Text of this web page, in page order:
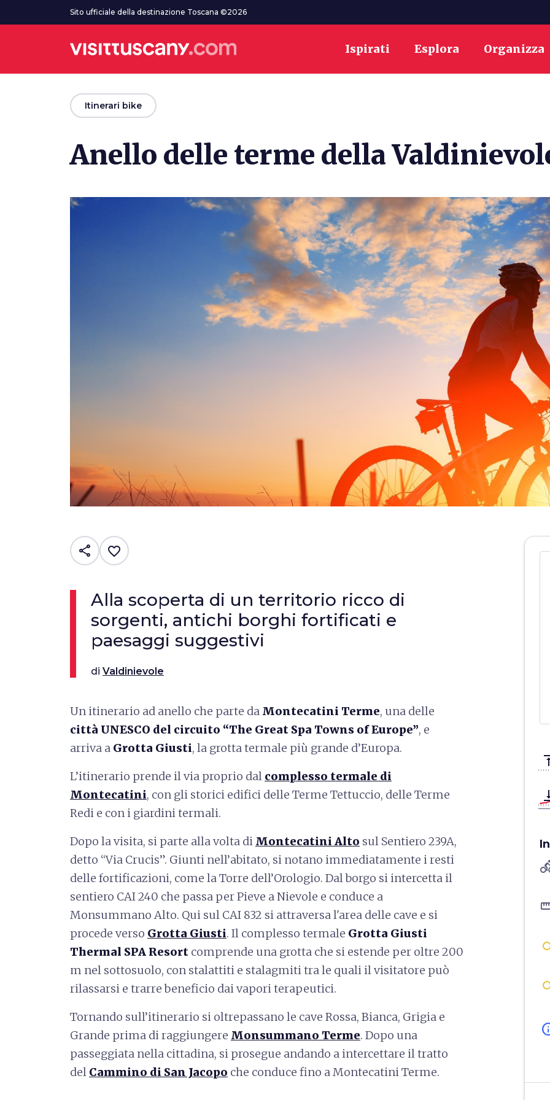
Vai al contenuto principaleSito ufficiale della destinazione Toscana ©2026
Ispirati Esplora Organizza
arrow_backItinerari bike
Anello delle terme della
share favorite_border
Alla scoperta di un territorio ricco di
sorgenti, antichi borghi fortificati e
paesaggi suggestivi
di Valdinievole
Un itinerario ad anello che parte da Montecatini Terme, una delle
città UNESCO del circuito “The Great Spa Towns of Europe”, e
arriva a Grotta Giusti, la grotta termale più grande d’Europa.
L’itinerario prende il via proprio dal complesso termale di
Montecatini, con gli storici edifici delle Terme Tettuccio, delle Terme
Redi e con i giardini termali.
Dopo la visita, si parte alla volta di Montecatini Alto sul Sentiero 239A,
detto “Via Crucis”. Giunti nell’abitato, si notano immediatamente i resti
delle fortificazioni, come la Torre dell’Orologio. Dal borgo si intercetta il
sentiero CAI 240 che passa per Pieve a Nievole e conduce a
Monsummano Alto. Qui sul CAI 832 si attraversa l'area delle cave e si
procede verso Grotta Giusti. Il complesso termale Grotta Giusti
Thermal SPA Resort comprende una grotta che si estende per oltre 200
m nel sottosuolo, con stalattiti e stalagmiti tra le quali il visitatore può
rilassarsi e trarre beneficio dai vapori terapeutici.
Tornando sull’itinerario si oltrepassano le cave Rossa, Bianca, Grigia e
Grande prima di raggiungere Monsummano Terme. Dopo una
passeggiata nella cittadina, si prosegue andando a intercettare il tratto
del Cammino di San Jacopo che conduce fino a Montecatini Terme.